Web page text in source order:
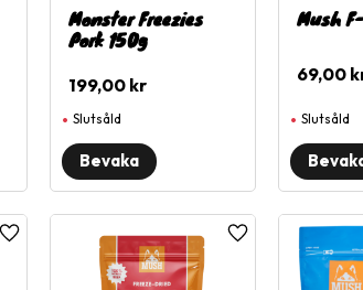
Monster Freezies
Pork 150g
199,00 kr
Slutsåld
Mush
69,00
Slutsåld
Lägg till i favoriter Lägg till i favoriter